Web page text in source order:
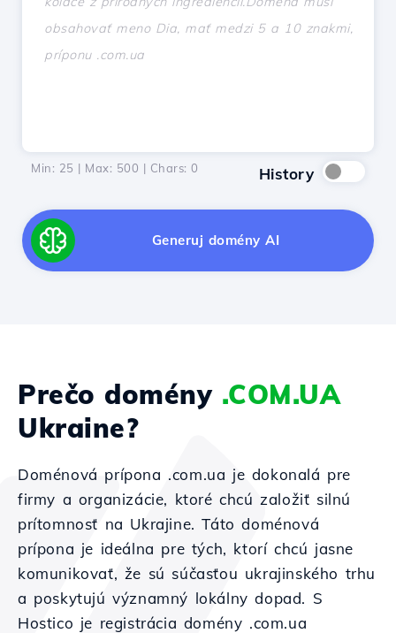
Min: 25 | Max: 500 | Chars: 0 History
Generuj domény AI
Prečo domény .COM.UA
Ukraine?
Doménová prípona .com.ua je dokonalá pre
firmy a organizácie, ktoré chcú založiť silnú
prítomnosť na Ukrajine. Táto doménová
prípona je ideálna pre tých, ktorí chcú jasne
komunikovať, že sú súčasťou ukrajinského trhu
a poskytujú významný lokálny dopad. S
Hostico je registrácia domény .com.ua